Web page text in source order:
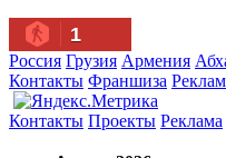
1
Россия Грузия Армения
Контакты Франшиза
Контакты Проекты Реклама